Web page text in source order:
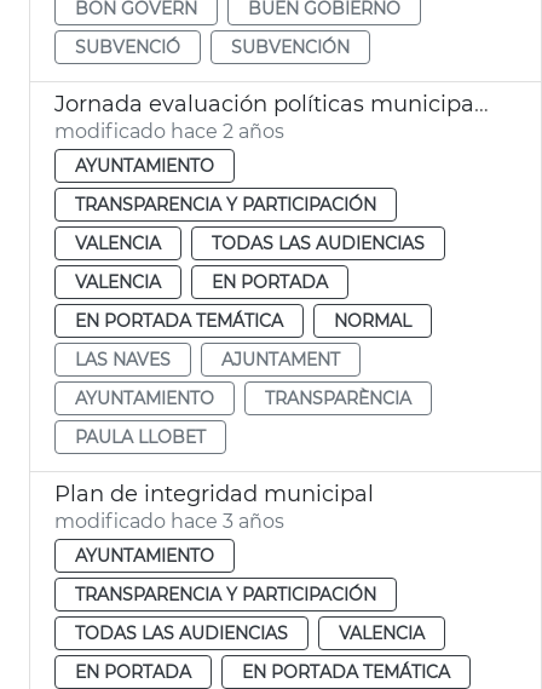
BON GOVERN
BUEN GOBIERNO
SUBVENCIÓ
SUBVENCIÓN
Jornada evaluación políticas municipales
modificado hace 2 años
AYUNTAMIENTO
TRANSPARENCIA Y PARTICIPACIÓN
VALENCIA
TODAS LAS AUDIENCIAS
VALENCIA
EN PORTADA
EN PORTADA TEMÁTICA
NORMAL
LAS NAVES
AJUNTAMENT
AYUNTAMIENTO
TRANSPARÈNCIA
PAULA LLOBET
Plan de integridad municipal
modificado hace 3 años
AYUNTAMIENTO
TRANSPARENCIA Y PARTICIPACIÓN
TODAS LAS AUDIENCIAS
VALENCIA
EN PORTADA
EN PORTADA TEMÁTICA